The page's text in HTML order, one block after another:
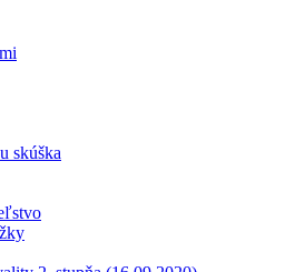
skúška